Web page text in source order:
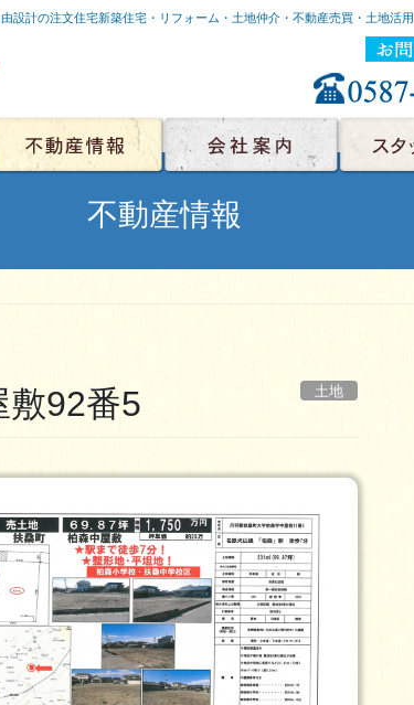
計の注文住宅新築住宅・リフォーム・土地仲介・不動産売買・土地活用
不動産情報
土地
敷92番5